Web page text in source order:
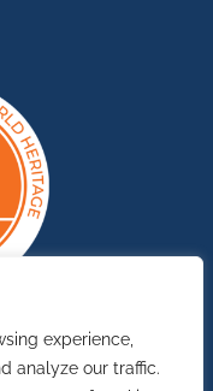
experience,
analyze our traffic.